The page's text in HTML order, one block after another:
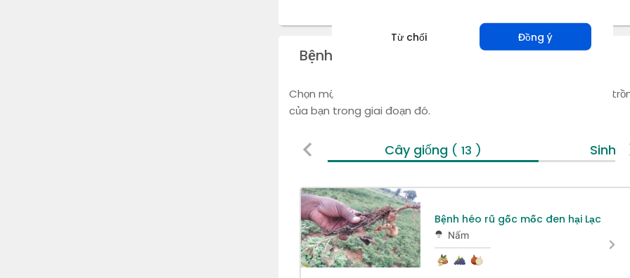
Bệnh dễ mắc
Chọn một giai đoạn tăng trưởng để xem các bệnh đe dọa cây
của bạn trong giai đoạn đó.
Cây giống( 13 ) Sinh
Bệnh héo rũ gốc mốc đen hại Lạc
Nấm
Từ chối Đồng ý